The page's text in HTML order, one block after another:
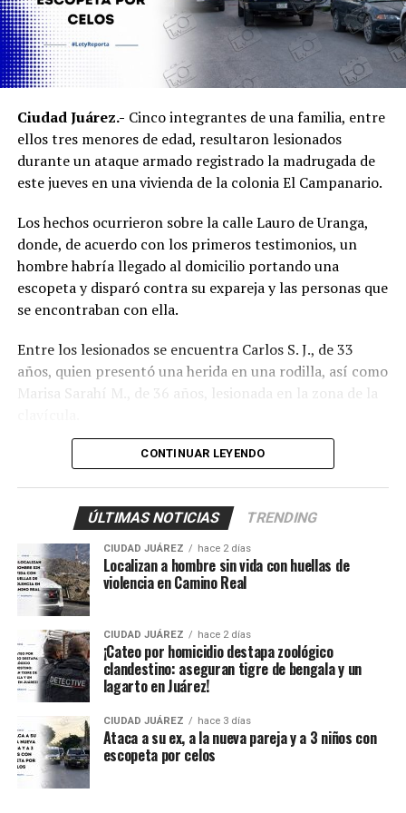
Ambiente acudió al sitio para hacerse cargo del
resguardo y atención de los ejemplares de fauna
silvestre.
Público mientras continúan las investigaciones para
esclarecer el homicidio y determinar la posible
participación de más personas.
Ciudad Juárez.- Cinco integrantes de una familia, entre
ellos tres menores de edad, resultaron lesionados
durante un ataque armado registrado la madrugada de
este jueves en una vivienda de la colonia El Campanario.
Los hechos ocurrieron sobre la calle Lauro de Uranga,
donde, de acuerdo con los primeros testimonios, un
hombre habría llegado al domicilio portando una
escopeta y disparó contra su expareja y las personas que
se encontraban con ella.
Entre los lesionados se encuentra Carlos S. J., de 33
años, quien presentó una herida en una rodilla, así como
Marisa Sarahí M., de 36 años, lesionada en la zona de la
También fueron atendidos Damián, de 14 años; Ana, de
El probable responsable fue identificado como Abraham
B., de 38 años, expareja de la mujer y presunto padre de
los menores, de acuerdo con información
proporcionada por un mando policiaco.
Agentes ministeriales acudieron al lugar para procesar
la escena, recabar evidencias e iniciar la búsqueda del
presunto agresor, quien hasta el momento no ha sido
detenido.
CONTINUAR LEYENDO
ÚLTIMAS NOTICIAS TRENDING
CIUDAD JUÁREZ hace 2 días
Localizan a hombre sin vida con huellas de
violencia en Camino Real
CIUDAD JUÁREZ hace 2 días
¡Cateo por homicidio destapa zoológico
clandestino: aseguran tigre de bengala y un
lagarto en Juárez!
CIUDAD JUÁREZ hace 3 días
Ataca a su ex, a la nueva pareja y a 3 niños con
escopeta por celos